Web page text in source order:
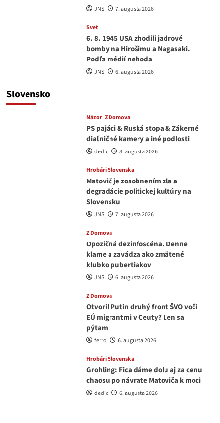
JNS 7. augusta 2026
Svet
6. 8. 1945 USA zhodili jadrové
bomby na Hirošimu a Nagasaki.
Podľa médií nehoda
JNS 6. augusta 2026
Slovensko
Názor Z Domova
PS pajáci & Ruská stopa & Zákerné
diaľničné kamery a iné podlosti
dedic 8. augusta 2026
Hrobári Slovenska
Matovič je zosobnením zla a
degradácie politickej kultúry na
Slovensku
JNS 7. augusta 2026
Z Domova
Opozičná dezinfoscéna. Denne
klame a zavádza ako zmätené
klubko pubertiakov
JNS 6. augusta 2026
Z Domova
Otvoril Putin druhý front ŠVO voči
EÚ migrantmi v Ceuty? Len sa
pýtam
ferro 6. augusta 2026
Hrobári Slovenska
Grohling: Fica dáme dolu aj za cenu
chaosu po návrate Matoviča k moci
dedic 6. augusta 2026